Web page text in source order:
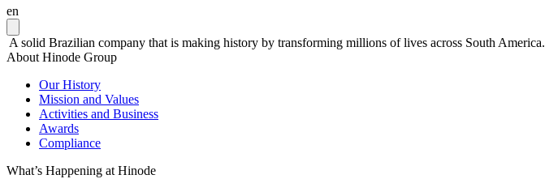
en
A solid Brazilian company that is making history by transforming millions of lives across South America.
About Hinode Group
Our History
Mission and Values
Activities and Business
Awards
Compliance
What’s Happening at Hinode